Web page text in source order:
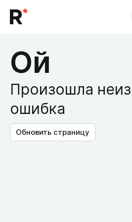
Ой
Произошла
ошибка
Обновить страницу